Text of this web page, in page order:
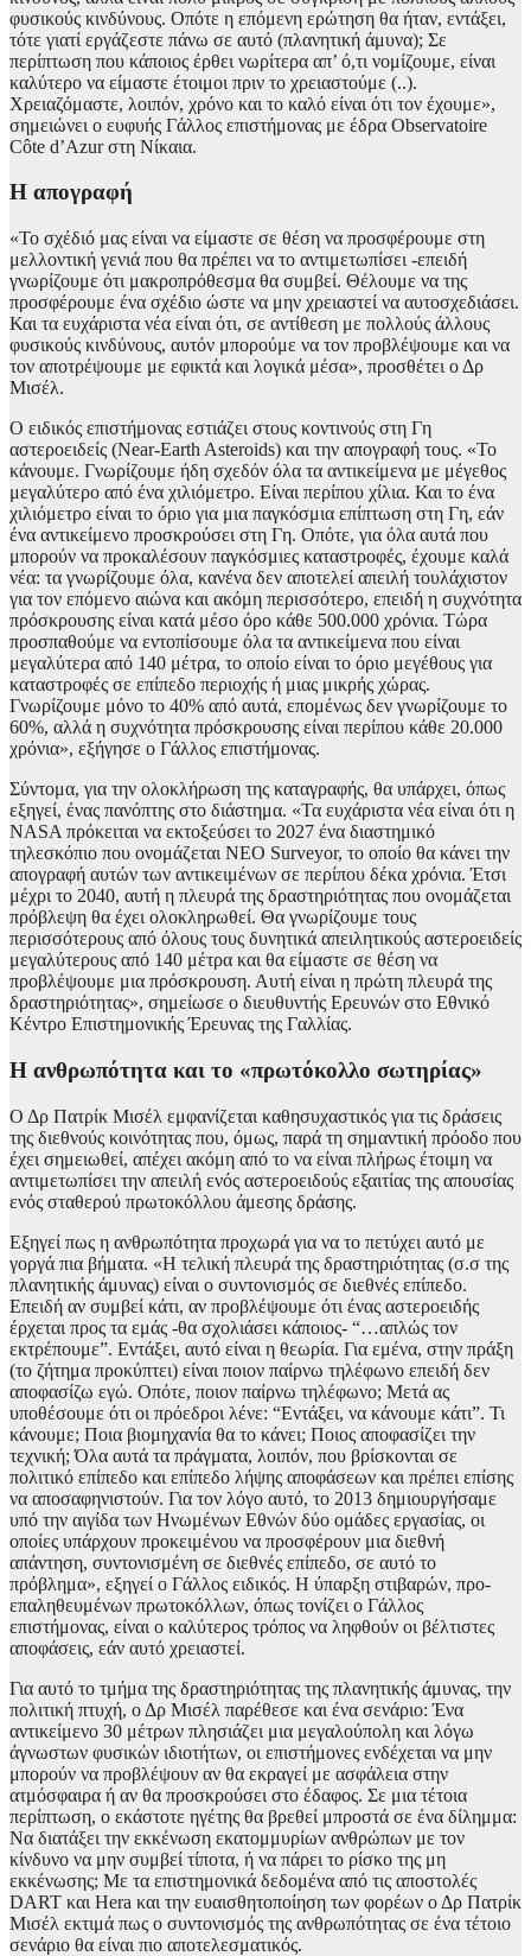
φυσικούς κινδύνους. Οπότε η επόμενη ερώτηση θα ήταν, εντάξει,
τότε γιατί εργάζεστε πάνω σε αυτό (πλανητική άμυνα); Σε
περίπτωση που κάποιος έρθει νωρίτερα απ’ ό,τι νομίζουμε, είναι
καλύτερο να είμαστε έτοιμοι πριν το χρειαστούμε (..).
Χρειαζόμαστε, λοιπόν, χρόνο και το καλό είναι ότι τον έχουμε»,
σημειώνει ο ευφυής Γάλλος επιστήμονας με έδρα Observatoire
Côte d’Azur στη Νίκαια.
Η απογραφή
«Το σχέδιό μας είναι να είμαστε σε θέση να προσφέρουμε στη
μελλοντική γενιά που θα πρέπει να το αντιμετωπίσει -επειδή
γνωρίζουμε ότι μακροπρόθεσμα θα συμβεί. Θέλουμε να της
προσφέρουμε ένα σχέδιο ώστε να μην χρειαστεί να αυτοσχεδιάσει.
Και τα ευχάριστα νέα είναι ότι, σε αντίθεση με πολλούς άλλους
φυσικούς κινδύνους, αυτόν μπορούμε να τον προβλέψουμε και να
τον αποτρέψουμε με εφικτά και λογικά μέσα», προσθέτει ο Δρ
Μισέλ.
Ο ειδικός επιστήμονας εστιάζει στους κοντινούς στη Γη
αστεροειδείς (Near-Earth Asteroids) και την απογραφή τους. «Το
κάνουμε. Γνωρίζουμε ήδη σχεδόν όλα τα αντικείμενα με μέγεθος
μεγαλύτερο από ένα χιλιόμετρο. Είναι περίπου χίλια. Και το ένα
χιλιόμετρο είναι το όριο για μια παγκόσμια επίπτωση στη Γη, εάν
ένα αντικείμενο προσκρούσει στη Γη. Οπότε, για όλα αυτά που
μπορούν να προκαλέσουν παγκόσμιες καταστροφές, έχουμε καλά
νέα: τα γνωρίζουμε όλα, κανένα δεν αποτελεί απειλή τουλάχιστον
για τον επόμενο αιώνα και ακόμη περισσότερο, επειδή η συχνότητα
πρόσκρουσης είναι κατά μέσο όρο κάθε 500.000 χρόνια. Τώρα
προσπαθούμε να εντοπίσουμε όλα τα αντικείμενα που είναι
μεγαλύτερα από 140 μέτρα, το οποίο είναι το όριο μεγέθους για
καταστροφές σε επίπεδο περιοχής ή μιας μικρής χώρας.
Γνωρίζουμε μόνο το 40% από αυτά, επομένως δεν γνωρίζουμε το
60%, αλλά η συχνότητα πρόσκρουσης είναι περίπου κάθε 20.000
χρόνια», εξήγησε ο Γάλλος επιστήμονας.
Σύντομα, για την ολοκλήρωση της καταγραφής, θα υπάρχει, όπως
εξηγεί, ένας πανόπτης στο διάστημα. «Τα ευχάριστα νέα είναι ότι η
NASA πρόκειται να εκτοξεύσει το 2027 ένα διαστημικό
τηλεσκόπιο που ονομάζεται NEO Surveyor, το οποίο θα κάνει την
απογραφή αυτών των αντικειμένων σε περίπου δέκα χρόνια. Έτσι
μέχρι το 2040, αυτή η πλευρά της δραστηριότητας που ονομάζεται
πρόβλεψη θα έχει ολοκληρωθεί. Θα γνωρίζουμε τους
περισσότερους από όλους τους δυνητικά απειλητικούς αστεροειδείς
μεγαλύτερους από 140 μέτρα και θα είμαστε σε θέση να
προβλέψουμε μια πρόσκρουση. Αυτή είναι η πρώτη πλευρά της
δραστηριότητας», σημείωσε ο διευθυντής Ερευνών στο Εθνικό
Κέντρο Επιστημονικής Έρευνας της Γαλλίας.
Η ανθρωπότητα και το «πρωτόκολλο σωτηρίας»
Ο Δρ Πατρίκ Μισέλ εμφανίζεται καθησυχαστικός για τις δράσεις
της διεθνούς κοινότητας που, όμως, παρά τη σημαντική πρόοδο που
έχει σημειωθεί, απέχει ακόμη από το να είναι πλήρως έτοιμη να
αντιμετωπίσει την απειλή ενός αστεροειδούς εξαιτίας της απουσίας
ενός σταθερού πρωτοκόλλου άμεσης δράσης.
Εξηγεί πως η ανθρωπότητα προχωρά για να το πετύχει αυτό με
γοργά πια βήματα. «Η τελική πλευρά της δραστηριότητας (σ.σ της
πλανητικής άμυνας) είναι ο συντονισμός σε διεθνές επίπεδο.
Επειδή αν συμβεί κάτι, αν προβλέψουμε ότι ένας αστεροειδής
έρχεται προς τα εμάς -θα σχολιάσει κάποιος- “…απλώς τον
εκτρέπουμε”. Εντάξει, αυτό είναι η θεωρία. Για εμένα, στην πράξη
(το ζήτημα προκύπτει) είναι ποιον παίρνω τηλέφωνο επειδή δεν
αποφασίζω εγώ. Οπότε, ποιον παίρνω τηλέφωνο; Μετά ας
υποθέσουμε ότι οι πρόεδροι λένε: “Εντάξει, να κάνουμε κάτι”. Τι
κάνουμε; Ποια βιομηχανία θα το κάνει; Ποιος αποφασίζει την
τεχνική; Όλα αυτά τα πράγματα, λοιπόν, που βρίσκονται σε
πολιτικό επίπεδο και επίπεδο λήψης αποφάσεων και πρέπει επίσης
να αποσαφηνιστούν. Για τον λόγο αυτό, το 2013 δημιουργήσαμε
υπό την αιγίδα των Ηνωμένων Εθνών δύο ομάδες εργασίας, οι
οποίες υπάρχουν προκειμένου να προσφέρουν μια διεθνή
απάντηση, συντονισμένη σε διεθνές επίπεδο, σε αυτό το
πρόβλημα», εξηγεί ο Γάλλος ειδικός. Η ύπαρξη στιβαρών, προ-
επαληθευμένων πρωτοκόλλων, όπως τονίζει ο Γάλλος
επιστήμονας, είναι ο καλύτερος τρόπος να ληφθούν οι βέλτιστες
αποφάσεις, εάν αυτό χρειαστεί.
Για αυτό το τμήμα της δραστηριότητας της πλανητικής άμυνας, την
πολιτική πτυχή, ο Δρ Μισέλ παρέθεσε και ένα σενάριο: Ένα
αντικείμενο 30 μέτρων πλησιάζει μια μεγαλούπολη και λόγω
άγνωστων φυσικών ιδιοτήτων, οι επιστήμονες ενδέχεται να μην
μπορούν να προβλέψουν αν θα εκραγεί με ασφάλεια στην
ατμόσφαιρα ή αν θα προσκρούσει στο έδαφος. Σε μια τέτοια
περίπτωση, ο εκάστοτε ηγέτης θα βρεθεί μπροστά σε ένα δίλημμα:
Να διατάξει την εκκένωση εκατομμυρίων ανθρώπων με τον
κίνδυνο να μην συμβεί τίποτα, ή να πάρει το ρίσκο της μη
εκκένωσης; Με τα επιστημονικά δεδομένα από τις αποστολές
DART και Hera και την ευαισθητοποίηση των φορέων ο Δρ Πατρίκ
Μισέλ εκτιμά πως ο συντονισμός της ανθρωπότητας σε ένα τέτοιο
σενάριο θα είναι πιο αποτελεσματικός.